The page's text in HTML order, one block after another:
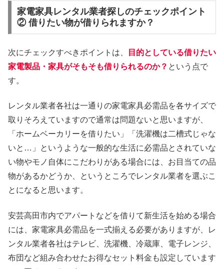
家電家具レンタル業者探しのチェックポイント
② 借りたい物が借りられますか？
次にチェックすべきポイントは、
目的としている借りたい
家電製品・家具がそもそも借りられるのか？ という点で
す。
レンタル業者各社は一通りの家電家具必需品を各サイズで
取りそろえていますので通常は問題ないと思いますが、
「ホームベーカリーを借りたい」「洗濯機は二槽式じゃな
いと…」というような一般的な生活に必需品とされていな
い物やモノ自体にこだわりがある場合には、お目当ての品
物があるかどうか、というところでレンタル業者を選ぶこ
とになると思います。
安芸高田市内でアパートなどを借りて新生活を始める場合
には、家電家具必需品を一式揃える必要がありますが、レ
ンタル業者各社はテレビ、洗濯機、冷蔵庫、電子レンジ、
布団など組み合わせたお得なセット料金も設定しています